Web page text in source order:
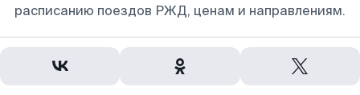
расписанию поездов РЖД, ценам и направлениям.